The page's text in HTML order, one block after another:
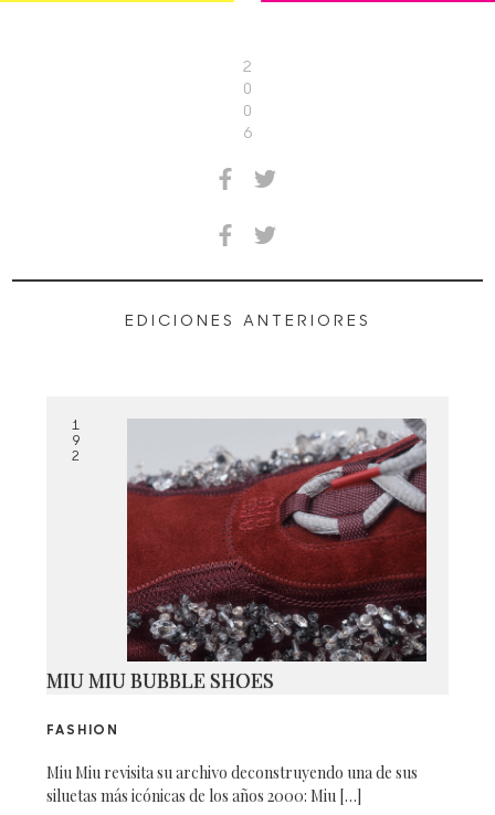
2
0
0
6
EDICIONES ANTERIORES
1
9
2
MIU MIU BUBBLE SHOES
FASHION
Miu Miu revisita su archivo deconstruyendo una de sus
siluetas más icónicas de los años 2000: Miu […]